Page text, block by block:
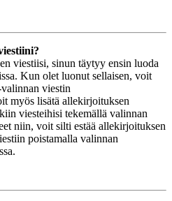
viestiisi, sinun täytyy ensin luoda
Kun olet luonut sellaisen, voit
viestin
myös lisätä allekirjoituksen
viesteihisi tekemällä valinnan
niin, voit silti estää allekirjoituksen
poistamalla valinnan